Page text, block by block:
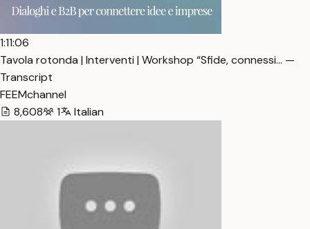
1:11:06
Tavola rotonda | Interventi | Workshop “Sfide, connessi… —
Transcript
FEEMchannel
8,608
1 Italian